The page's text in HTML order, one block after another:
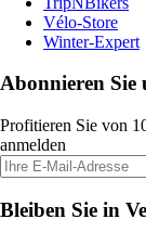
Vélo-Store
Winter-Expert
Abonnieren Sie
Profitieren Sie von
anmelden
Bleiben Sie in